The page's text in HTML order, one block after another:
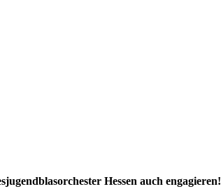
Hessen auch engagieren!